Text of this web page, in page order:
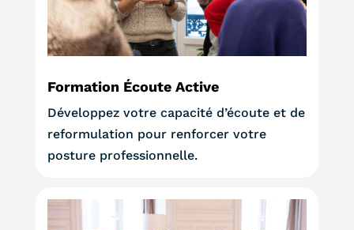
Formation Écoute Active
Développez votre capacité d’écoute et de
reformulation pour renforcer votre
posture professionnelle.